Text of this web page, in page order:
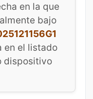
en la que
bajo
en el listado
dispositivo